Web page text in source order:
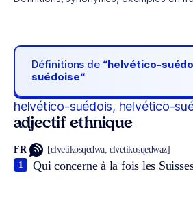
Définitions de “helvético-
suédoise“
helvético-suédois, helvético-
adjectif ethnique
FR [ɛlvetikosɥedwa, ɛlvetikosɥedwaz]
Qui concerne à la fois les
1